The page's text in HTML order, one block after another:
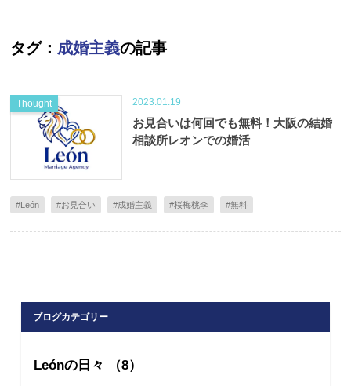
タグ： 成婚主義の記事
2023.01.19
Thought
お見合いは何回でも無料！大阪の結婚
相談所レオンでの婚活
#León #お見合い #成婚主義 #桜梅桃李 #無料
ブログカテゴリー
Leónの日々 （8）